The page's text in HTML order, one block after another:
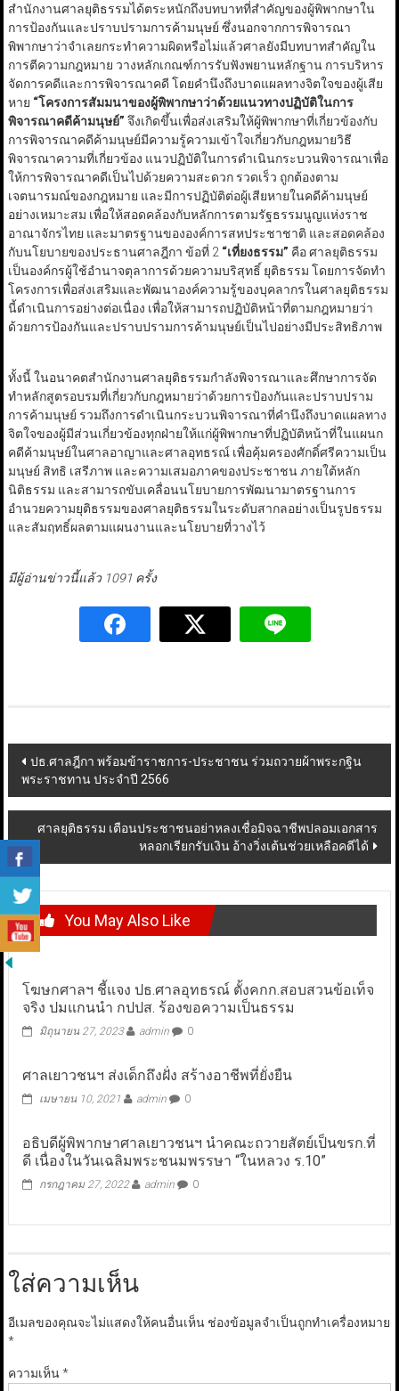
สำนักงานศาลยุติธรรมได้ตระหนักถึงบทบาทที่สำคัญของผู้พิพากษาใน
การป้องกันและปราบปรามการค้ามนุษย์ ซึ่งนอกจากการพิจารณา
พิพากษาว่าจำเลยกระทำความผิดหรือไม่แล้วศาลยังมีบทบาทสำคัญใน
การตีความกฎหมาย วางหลักเกณฑ์การรับฟังพยานหลักฐาน การบริหาร
จัดการคดีและการพิจารณาคดี โดยคำนึงถึงบาดแผลทางจิตใจของผู้เสีย
หาย “โครงการสัมมนาของผู้พิพากษาว่าด้วยแนวทางปฏิบัติในการ
พิจารณาคดีค้ามนุษย์” จึงเกิดขึ้นเพื่อส่งเสริมให้ผู้พิพากษาที่เกี่ยวข้องกับ
การพิจารณาคดีค้ามนุษย์มีความรู้ความเข้าใจเกี่ยวกับกฎหมายวิธี
พิจารณาความที่เกี่ยวข้อง แนวปฏิบัติในการดำเนินกระบวนพิจารณาเพื่อ
ให้การพิจารณาคดีเป็นไปด้วยความสะดวก รวดเร็ว ถูกต้องตาม
เจตนารมณ์ของกฎหมาย และมีการปฏิบัติต่อผู้เสียหายในคดีค้ามนุษย์
อย่างเหมาะสม เพื่อให้สอดคล้องกับหลักการตามรัฐธรรมนูญแห่งราช
อาณาจักรไทย และมาตรฐานขององค์การสหประชาชาติ และสอดคล้อง
กับนโยบายของประธานศาลฎีกา ข้อที่ 2 “เที่ยงธรรม” คือ ศาลยุติธรรม
เป็นองค์กรผู้ใช้อำนาจตุลาการด้วยความบริสุทธิ์ ยุติธรรม โดยการจัดทำ
โครงการเพื่อส่งเสริมและพัฒนาองค์ความรู้ของบุคลากรในศาลยุติธรรม
นี้ดำเนินการอย่างต่อเนื่อง เพื่อให้สามารถปฏิบัติหน้าที่ตามกฎหมายว่า
ด้วยการป้องกันและปราบปรามการค้ามนุษย์เป็นไปอย่างมีประสิทธิภาพ
ทั้งนี้ ในอนาคตสำนักงานศาลยุติธรรมกำลังพิจารณาและศึกษาการจัด
ทำหลักสูตรอบรมที่เกี่ยวกับกฎหมายว่าด้วยการป้องกันและปราบปราม
การค้ามนุษย์ รวมถึงการดำเนินกระบวนพิจารณาที่คำนึงถึงบาดแผลทาง
จิตใจของผู้มีส่วนเกี่ยวข้องทุกฝ่ายให้แก่ผู้พิพากษาที่ปฏิบัติหน้าที่ในแผนก
คดีค้ามนุษย์ในศาลอาญาและศาลอุทธรณ์ เพื่อคุ้มครองศักดิ์ศรีความเป็น
มนุษย์ สิทธิ เสรีภาพ และความเสมอภาคของประชาชน ภายใต้หลัก
นิติธรรม และสามารถขับเคลื่อนนโยบายการพัฒนามาตรฐานการ
อำนวยความยุติธรรมของศาลยุติธรรมในระดับสากลอย่างเป็นรูปธรรม
และสัมฤทธิ์ผลตามแผนงานและนโยบายที่วางไว้
มีผู้อ่านข่าวนี้แล้ว 1091 ครั้ง
Post
navigation
ปธ.ศาลฎีกา พร้อมข้าราชการ-ประชาชน ร่วมถวายผ้าพระกฐิน
พระราชทาน ประจำปี 2566
ศาลยุติธรรม เตือนประชาชนอย่าหลงเชื่อมิจฉาชีพปลอมเอกสาร
หลอกเรียกรับเงิน อ้างวิ่งเต้นช่วยเหลือคดีได้
You May Also Like
โฆษกศาลฯ ชี้แจง ปธ.ศาลอุทธรณ์ ตั้งคกก.สอบสวนข้อเท็จ
จริง ปมแกนนำ กปปส. ร้องขอความเป็นธรรม
มิถุนายน 27, 2023 admin 0
ศาลเยาวชนฯ ส่งเด็กถึงฝั่ง สร้างอาชีพที่ยั่งยืน
เมษายน 10, 2021 admin 0
อธิบดีผู้พิพากษาศาลเยาวชนฯ นำคณะถวายสัตย์เป็นขรก.ที่
ดี เนื่องในวันเฉลิมพระชนมพรรษา “ในหลวง ร.10”
กรกฎาคม 27, 2022 admin 0
ใส่ความเห็น
อีเมลของคุณจะไม่แสดงให้คนอื่นเห็น ช่องข้อมูลจำเป็นถูกทำเครื่องหมาย
*
ความเห็น*